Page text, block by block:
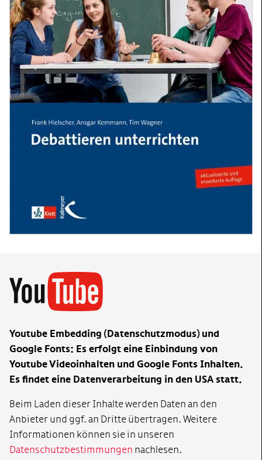
Youtube Embedding (Datenschutzmodus) und
Google Fonts: Es erfolgt eine Einbindung von
Youtube Videoinhalten und Google Fonts Inhalten.
Es findet eine Datenverarbeitung in den USA statt.
Beim Laden dieser Inhalte werden Daten an den
Anbieter und ggf. an Dritte übertragen. Weitere
Informationen können sie in unseren
Datenschutzbestimmungen nachlesen.